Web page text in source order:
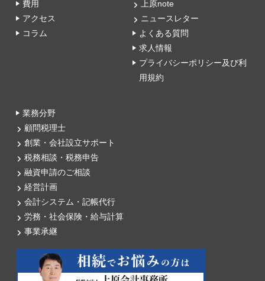
費用
アクセス
コラム
上原note
ニュースレター
よくある質問
求人情報
プライバシーポリシー及び利
用規約
業務分野
顧問税理士
創業・会社設立サポート
税務相談・税務申告
融資申請のご相談
経営計画
会計システム・記帳代行
労務・社会保険・給与計算
事業承継